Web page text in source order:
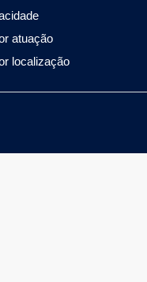
atuação
localização